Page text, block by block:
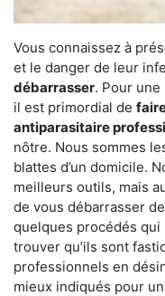
Vous connaissez à
et le danger de leur
débarrasser. Pour
il est primordial de
antiparasitaire
nôtre. Nous sommes
blattes d’un domicile.
meilleurs outils, mais
de vous débarrasser
quelques procédés
trouver qu’ils sont
professionnels en
mieux indiqués pour